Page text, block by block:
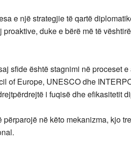
e një strategjie të qartë
proaktive, duke e bërë më të
sfide është stagnimi në proceset
of Europe, UNESCO dhe
i fuqisë dhe efikasitetit
përparojë në këto mekanizma, kjo